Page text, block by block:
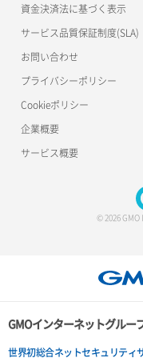
資金決済法に基づく表示
サービス品質保証制度(SLA)
お問い合わせ
プライバシーポリシー
Cookieポリシー
企業概要
サービス概要
© 2026
GMOインターネットグルー
世界初総合ネットセキュリティ